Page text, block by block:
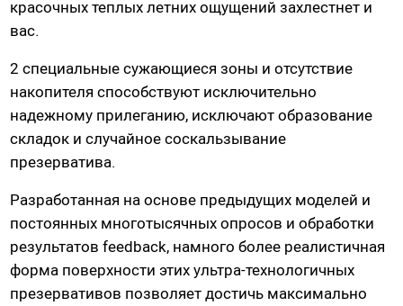
Вагины
Попки
Яйца, мини-мастурбаторы
Вибро-мастурбаторы
Секс-куклы
Tenga
Хай-тек мастурбаторы
Помпа вакуумная
Гидропомпы Bathmate
красочных теплых летних ощущений захлестнет и
вас.
2 специальные сужающиеся зоны и отсутствие
накопителя способствуют исключительно
надежному прилеганию, исключают образование
складок и случайное соскальзывание
презерватива.
Разработанная на основе предыдущих моделей и
постоянных многотысячных опросов и обработки
результатов feedback, намного более реалистичная
форма поверхности этих ультра-технологичных
презервативов позволяет достичь максимально